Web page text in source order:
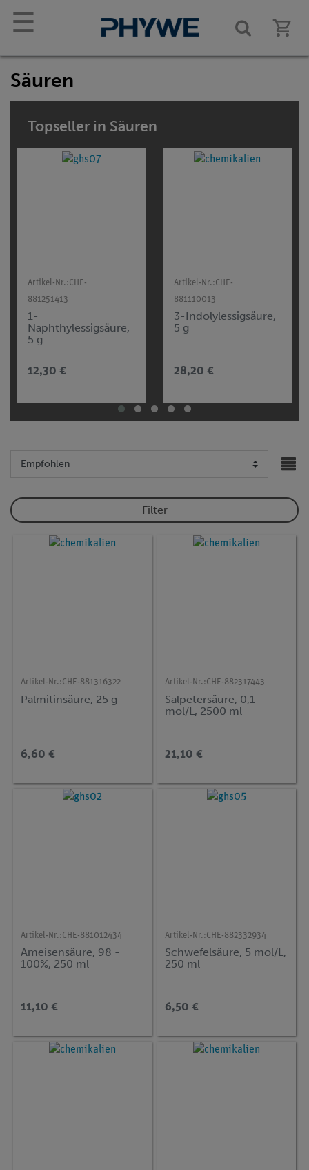
☰
Säuren
Topseller in Säuren
Artikel-Nr.:CHE-
881251413
1-
Naphthylessigsäure,
5 g
12,30 €
Artikel-Nr.:CHE-
881110013
3-Indolylessigsäure,
5 g
28,20 €
Filter
Artikel-Nr.:CHE-881316322
Palmitinsäure, 25 g
6,60 €
Artikel-Nr.:CHE-882317443
Salpetersäure, 0,1
mol/L, 2500 ml
21,10 €
Artikel-Nr.:CHE-881012434
Ameisensäure, 98 -
100%, 250 ml
11,10 €
Artikel-Nr.:CHE-882332934
Schwefelsäure, 5 mol/L,
250 ml
6,50 €